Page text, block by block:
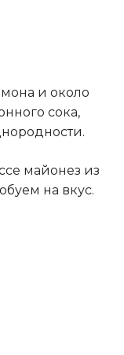
и около
сока,
майонез из
на вкус.